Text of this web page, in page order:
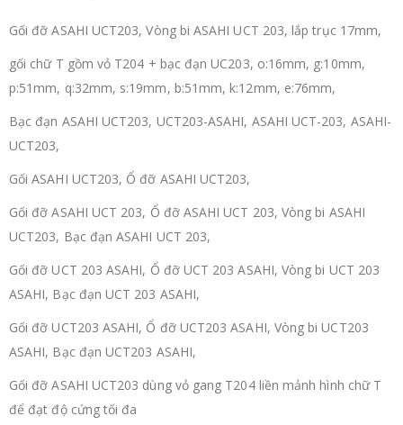
Gối đỡ ASAHI UCT203, Vòng bi ASAHI UCT 203, lắp trục 17mm,
gối chữ T gồm vỏ T204 + bạc đạn UC203, o:16mm, g:10mm,
p:51mm, q:32mm, s:19mm, b:51mm, k:12mm, e:76mm,
Bạc đạn ASAHI UCT203, UCT203-ASAHI, ASAHI UCT-203, ASAHI-
UCT203,
Gối ASAHI UCT203, Ổ đỡ ASAHI UCT203,
Gối đỡ ASAHI UCT 203, Ổ đỡ ASAHI UCT 203, Vòng bi ASAHI
UCT203, Bạc đạn ASAHI UCT 203,
Gối đỡ UCT 203 ASAHI, Ổ đỡ UCT 203 ASAHI, Vòng bi UCT 203
ASAHI, Bạc đạn UCT 203 ASAHI,
Gối đỡ UCT203 ASAHI, Ổ đỡ UCT203 ASAHI, Vòng bi UCT203
ASAHI, Bạc đạn UCT203 ASAHI,
Gối đỡ ASAHI UCT203 dùng vỏ gang T204 liền mảnh hình chữ T
để đạt độ cứng tối đa